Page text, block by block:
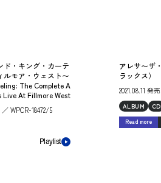
ド・キング・カーテ
ルモア・ウェスト〜
The Complete A
At Fillmore West
WPCR-18472/5
Playlist
アレサ〜ザ
ラックス）
2021.08.11 発
ALBUM CD
Read more